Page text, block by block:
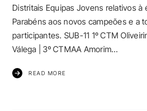
Distritais Equipas Jovens relativos à
Parabéns aos novos campeões e a
participantes. SUB-11 1º CTM
Válega | 3º CTMAA Amorim…
READ MORE